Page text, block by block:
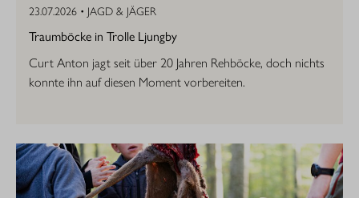
23.07.2026 • JAGD & JÄGER
Traumböcke in Trolle Ljungby
Curt Anton jagt seit über 20 Jahren Rehböcke, doch nichts
konnte ihn auf diesen Moment vorbereiten.